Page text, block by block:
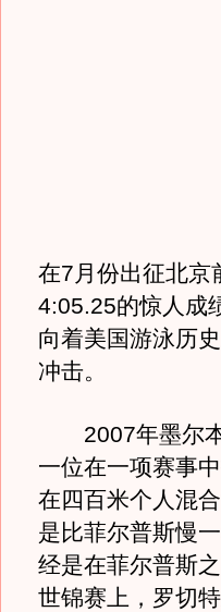
在7月份出征北京
4:05.25的惊人成
向着美国游泳历
冲击。
2007年墨尔本
一位在一项赛事
在四百米个人混
是比菲尔普斯慢
经是在菲尔普斯
世锦赛上，罗切